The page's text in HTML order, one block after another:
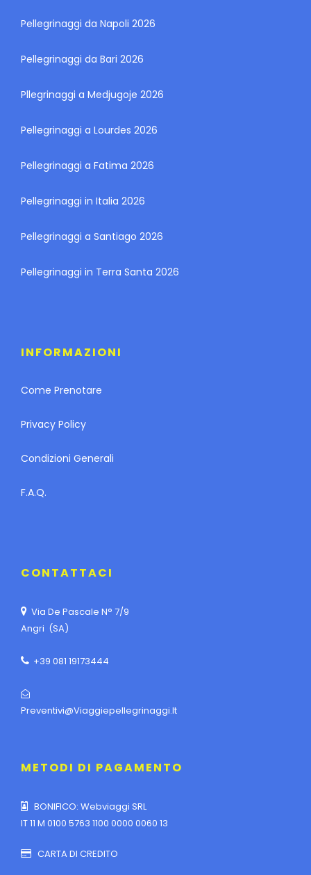
Pellegrinaggi da Napoli 2026
Pellegrinaggi da Bari 2026
Pllegrinaggi a Medjugoje 2026
Pellegrinaggi a Lourdes 2026
Pellegrinaggi a Fatima 2026
Pellegrinaggi in Italia 2026
Pellegrinaggi a Santiago 2026
Pellegrinaggi in Terra Santa 2026
INFORMAZIONI
Come Prenotare
Privacy Policy
Condizioni Generali
F.A.Q.
CONTATTACI
Via De Pascale N° 7/9
Angri (SA)
+39 081 19173444
Preventivi@viaggiepellegrinaggi.it
METODI DI PAGAMENTO
BONIFICO: Webviaggi SRL
IT 11 M 0100 5763 1100 0000 0060 13
CARTA DI CREDITO